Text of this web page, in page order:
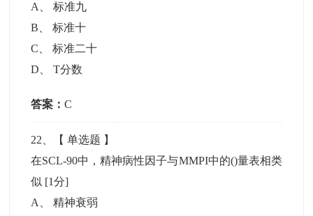
A
、标准九
B 、标准十
C 、标准二十
D 、T分数
答案：C
22 、【单选题 】
在SCL-90中，精神病性因子与MMPI中的()量表相类
似 [1分]
A
、精神衰弱